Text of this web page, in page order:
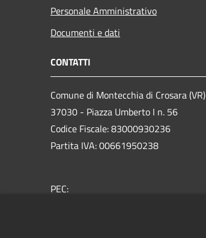
Personale Amministrativo
Documenti e dati
CONTATTI
Comune di Montecchia di Crosara (VR)
37030 - Piazza Umberto I n. 56
Codice Fiscale: 83000930236
Partita IVA: 00661950238
PEC: